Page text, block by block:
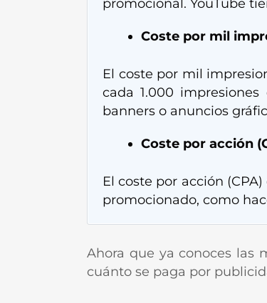
promocional. YouTube
Coste por mil
El coste por mil
cada 1.000
banners o anuncios
Coste por acción
El coste por acción
promocionado, como
Ahora que ya conoces las
cuánto se paga por